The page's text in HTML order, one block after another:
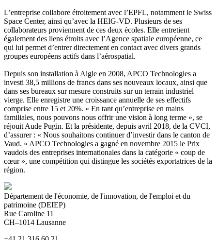
L’entreprise collabore étroitement avec l’EPFL, notamment le Swiss
Space Center, ainsi qu’avec la HEIG-VD. Plusieurs de ses
collaborateurs proviennent de ces deux écoles. Elle entretient
également des liens étroits avec l’Agence spatiale européenne, ce
qui lui permet d’entrer directement en contact avec divers grands
groupes européens actifs dans l’aérospatial.
Depuis son installation à Aigle en 2008, APCO Technologies a
investi 38,5 millions de francs dans ses nouveaux locaux, ainsi que
dans ses bureaux sur mesure construits sur un terrain industriel
vierge. Elle enregistre une croissance annuelle de ses effectifs
comprise entre 15 et 20%. « En tant qu’entreprise en mains
familiales, nous pouvons nous offrir une vision à long terme », se
réjouit Aude Pugin. Et la présidente, depuis avril 2018, de la CVCI,
d’assurer : « Nous souhaitons continuer d’investir dans le canton de
Vaud. » APCO Technologies a gagné en novembre 2015 le Prix
vaudois des entreprises internationales dans la catégorie « coup de
cœur », une compétition qui distingue les sociétés exportatrices de la
région.
Département de l'économie, de l'innovation, de l'emploi et du
patrimoine (DEIEP)
Rue Caroline 11
CH–1014 Lausanne